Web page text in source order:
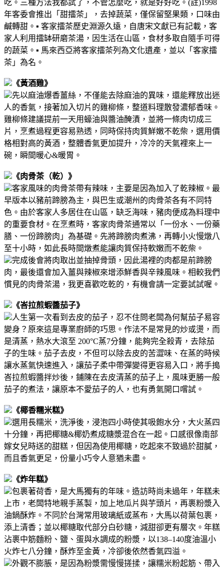
吃。 三種方法我都試了，不管怎麼吃，就是好好吃。 (註)1998
年客委會推出「甜擂茶」，去掉蔬菜，僅保留堅果類，口味由
鹹轉甜。 ▪︎ 客家擂茶歷史淵源久遠，自唐宋文獻已有記載，客
家人利用擂缽研磨茶湯，因生活在山區，食材多取自隨手可得
的蔬菜。 ▪︎ 馬來西亞將客家擂茶列為文化遺產，並以「客家擂
茶」為名。
《黃酒雞》
先以麻油爆香薑絲，不僅能去除麻油的異味，還能釋放出迷
人的香氣，接著加入切片的雞柳條，整道料理散發濃郁香味。
雞柳條建議提前一天用蠔油與醬油醃漬，並將一條肉切成三
片，烹煮過程更容易熟透，同時保持肉質鮮嫩不乾柴，選用價
格相對高的黃酒，整體香氣更加提升，冷冷的天氣裡來上一
碗，瞬間暖心&暖胃。
《肉骨茶（乾）》
客家風味的肉骨茶帶有辣味，主要是因為加入了乾辣椒。最
早版本以豬前蹄膀為主，與巴生或潮州的肉骨茶各有不同特
色。由於客家人多居住在山區，缺乏海味，豬肉便成為料理中
的重要食材。 在烹煮時，客家肉骨茶通常以「一份水、一份藥
膳、一份蹄膀肉」為基礎。先將蹄膀肉煮沸，再轉小火慢燉八
至十小時，如此長時間燉煮能讓肉質保持軟嫩而不乾柴。
完成後會將肉取出並抽掉骨頭，因此湯裡的肉都是前蹄膀
肉，最後還會加入薑與辣椒來增添鮮香與辛辣風味。 相較我們
慣見的肉骨茶湯，我更喜歡吃乾的，有機會請一定要試試喔。
《峇拉煎蝦醬茄子》
人生第一次看到去皮的茄子，忍不住問老闆為何幫茄子易容
變身？原來這是專業廚師的巧思。 作法不是常見的炒或燙，而
是清蒸，熱水大滾至 200°C蒸7分鐘，能夠完全殺青，去除茄
子的生味。 茄子去皮，不但可以除去皮的苦澀味、在蒸的時候
讓水蒸氣快速進入，讓茄子柔中帶彈變得更容易入口，將手搗
峇拉煎蝦醬拌炒後，鋪陳在去皮清蒸的茄子上，風味更勝一般
茄子的煮法，讓原本不愛茄子的人，也有勇氣開口嚐試。
《椰香糯米糕》
選用長糯米，洗淨後，浸泡四小時使其吸飽水分，大火蒸四
十分鐘，再把椰糖&椰奶煮成糖漿混合在一起。 口感很像南部
嫁女兒時送的甜糕，但因為使用椰糖，吃起來不致過於甜膩，
而且香氣更足，份量小巧令人意猶未盡。
《炸年糕》
包裹著荷香，是大馬獨有的年味。造訪時尚未過年，年糕未
上市，老闆特地親手蒸製，加上地瓜片與芋頭片，再裹粉漿入
油鍋酥炸。 不同於台灣常用玻璃紙或蒸布，大馬以荷葉包裹，
添上清香；並以椰糖取代部分白砂糖，減甜卻更有層次。年糕
沾裹中筋麵粉、鹽、蛋與水調成的粉漿，以138–140度油溫小
火炸七八分鐘，酥炸至金黃，冷卻後依然香氣四溢。
外觀不膨脹，是因為粉漿需慢慢搓揉，讓糯米粉起筋、帶入